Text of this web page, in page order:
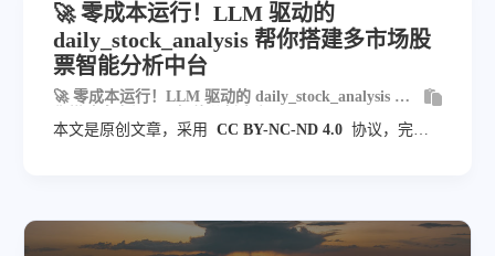
Ai 68 Llm 12
🚀 零成本运行！LLM 驱动的
daily_stock_analysis 帮你搭建多市场股
票智能分析中台
🚀 零成本运行！LLM 驱动的 daily_stock_analysis 帮
本文是原创文章，采用
CC BY-NC-ND 4.0 协议，完整